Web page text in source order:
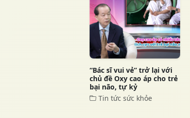
“Bác sĩ vui vẻ” trở lại với
chủ đề Oxy cao áp cho trẻ
bại não, tự kỷ
Tin tức sức khỏe